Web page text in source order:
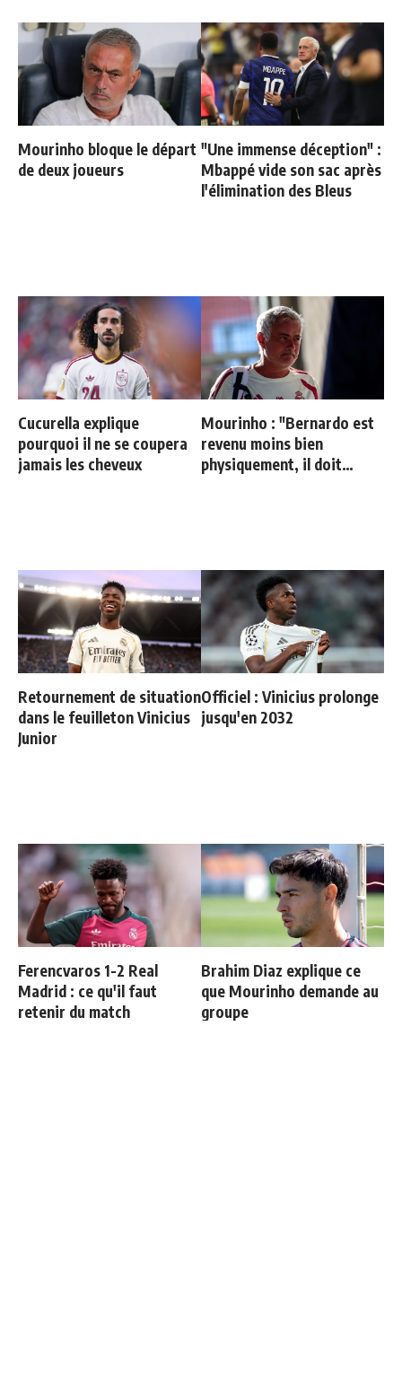
Mourinho bloque le départ
de deux joueurs
"Une immense déception" :
Mbappé vide son sac après
l'élimination des Bleus
Cucurella explique
pourquoi il ne se coupera
jamais les cheveux
Mourinho : "Bernardo est
revenu moins bien
physiquement, il doit
Retournement de situation
dans le feuilleton Vinicius
Junior
Officiel : Vinicius prolonge
jusqu'en 2032
Ferencvaros 1-2 Real
Madrid : ce qu'il faut
retenir du match
Brahim Diaz explique ce
que Mourinho demande au
groupe